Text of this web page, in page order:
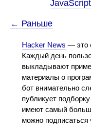
← Раньше
Hacker News — это
Каждый день
выкладывают
материалы о
бот внимательно
публикует
имеют самый
можно подписаться